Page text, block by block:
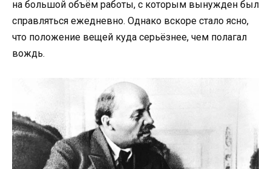
на большой объём работы, с которым вынужден был
справляться ежедневно. Однако вскоре стало ясно,
что положение вещей куда серьёзнее, чем полагал
вождь.